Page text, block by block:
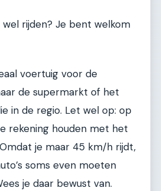
wel rijden? Je bent welkom
voertuig voor de
de supermarkt of het
in de regio. Let wel op: op
rekening houden met het
je maar 45 km/h rijdt,
soms even moeten
je daar bewust van.